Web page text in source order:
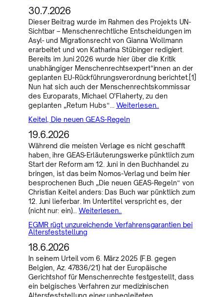
30.7.2026
Dieser Beitrag wurde im Rahmen des Projekts UN-
Sichtbar – Menschenrechtliche Entscheidungen im
Asyl- und Migrationsrecht von Gianna Wollmann
erarbeitet und von Katharina Stübinger redigiert.
Bereits im Juni 2026 wurde hier über die Kritik
unabhängiger Menschenrechtsexpert*innen an der
geplanten EU-Rückführungsverordnung berichtet.[1]
Nun hat sich auch der Menschenrechtskommissar
des Europarats, Michael O’Flaherty, zu den
geplanten „Return Hubs“… Weiterlesen..
Keitel, Die neuen GEAS-Regeln
19.6.2026
Während die meisten Verlage es nicht geschafft
haben, ihre GEAS-Erläuterungswerke pünktlich zum
Start der Reform am 12. Juni in den Buchhandel zu
bringen, ist das beim Nomos-Verlag und beim hier
besprochenen Buch „Die neuen GEAS-Regeln“ von
Christian Keitel anders: Das Buch war pünktlich zum
12. Juni lieferbar. Im Untertitel verspricht es, der
(nicht nur: ein)…Weiterlesen..
EGMR rügt unzureichende Verfahrensgarantien bei
Altersfeststellung
18.6.2026
In seinem Urteil vom 6. März 2025 (F.B. gegen
Belgien, Az. 47836/21) hat der Europäische
Gerichtshof für Menschenrechte festgestellt, dass
ein belgisches Verfahren zur medizinischen